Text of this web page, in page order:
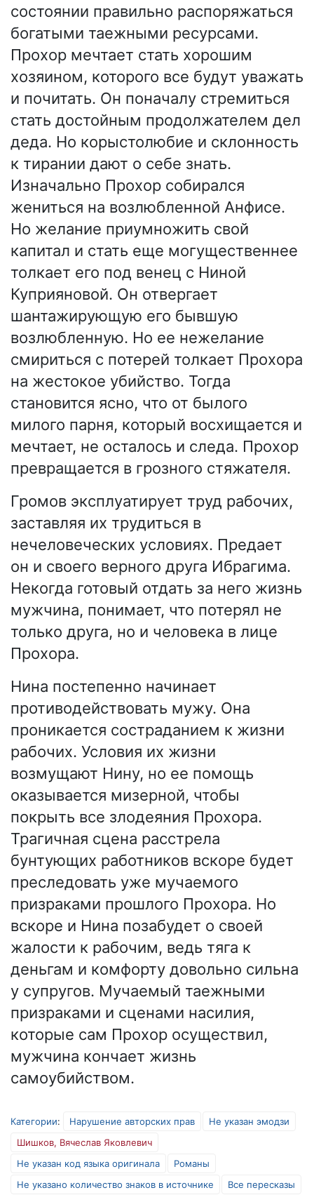
состоянии правильно распоряжаться
богатыми таежными ресурсами.
Прохор мечтает стать хорошим
хозяином, которого все будут уважать
и почитать. Он поначалу стремиться
стать достойным продолжателем дел
деда. Но корыстолюбие и склонность
к тирании дают о себе знать.
Изначально Прохор собирался
жениться на возлюбленной Анфисе.
Но желание приумножить свой
капитал и стать еще могущественнее
толкает его под венец с Ниной
Куприяновой. Он отвергает
шантажирующую его бывшую
возлюбленную. Но ее нежелание
смириться с потерей толкает Прохора
на жестокое убийство. Тогда
становится ясно, что от былого
милого парня, который восхищается и
мечтает, не осталось и следа. Прохор
превращается в грозного стяжателя.
Громов эксплуатирует труд рабочих,
заставляя их трудиться в
нечеловеческих условиях. Предает
он и своего верного друга Ибрагима.
Некогда готовый отдать за него жизнь
мужчина, понимает, что потерял не
только друга, но и человека в лице
Прохора.
Нина постепенно начинает
противодействовать мужу. Она
проникается состраданием к жизни
рабочих. Условия их жизни
возмущают Нину, но ее помощь
оказывается мизерной, чтобы
покрыть все злодеяния Прохора.
Трагичная сцена расстрела
бунтующих работников вскоре будет
преследовать уже мучаемого
призраками прошлого Прохора. Но
вскоре и Нина позабудет о своей
жалости к рабочим, ведь тяга к
деньгам и комфорту довольно сильна
у супругов. Мучаемый таежными
призраками и сценами насилия,
которые сам Прохор осуществил,
мужчина кончает жизнь
самоубийством.
Категории: Нарушение авторских прав
Не указан эмодзи
Шишков, Вячеслав Яковлевич
Не указан код языка оригинала
Романы
Не указано количество знаков в источнике
Все пересказы